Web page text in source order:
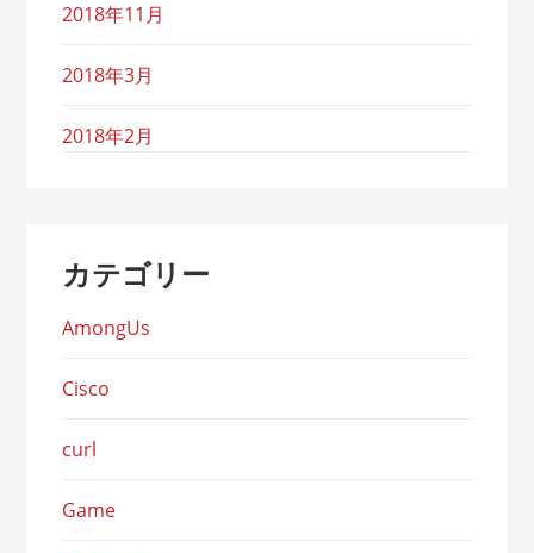
2018年11月
2018年3月
2018年2月
カテゴリー
AmongUs
Cisco
curl
Game